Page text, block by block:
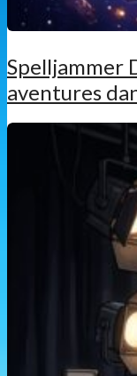
Spelljammer
aventures